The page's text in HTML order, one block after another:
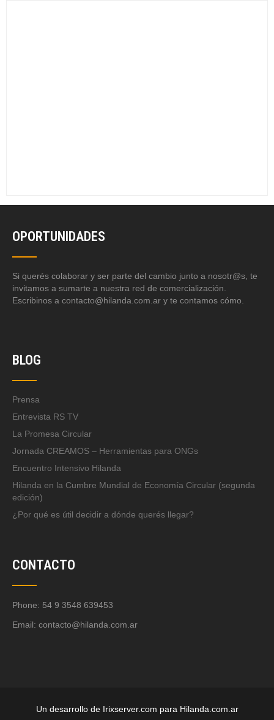
OPORTUNIDADES
Si querés colaborar y ser parte del cambio junto a nosotr@s, te
invitamos a sumarte a nuestra red de comercialización.
Escribinos a contacto@hilanda.com.ar y te contamos cómo.
BLOG
Prensa
Entrevista RS TV
La Promesa Circular
Jornada CREAMOS – Herramientas para ONGs
Encuentro Intensivo Hilanda
Hilanda en la Cumbre Mundial de Economía Circular (segunda
edición)
¿Por qué es útil decidir a dónde querés llegar?
CONTACTO
Phone: 54 9 3548 639453
Email: contacto@hilanda.com.ar
Un desarrollo de Irixserver.com para Hilanda.com.ar